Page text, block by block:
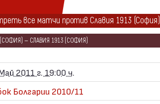
все матчи против Славия 1913 (София)
— СЛАВИЯ 1913 (СОФИЯ)
2011 г. 19:00 ч.
Болгарии 2010/11